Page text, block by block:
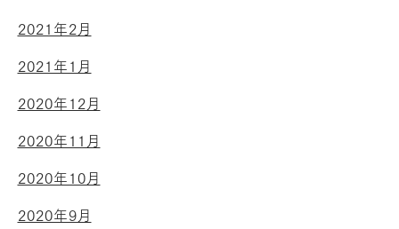
2021年2月
2021年1月
2020年12月
2020年11月
2020年10月
2020年9月